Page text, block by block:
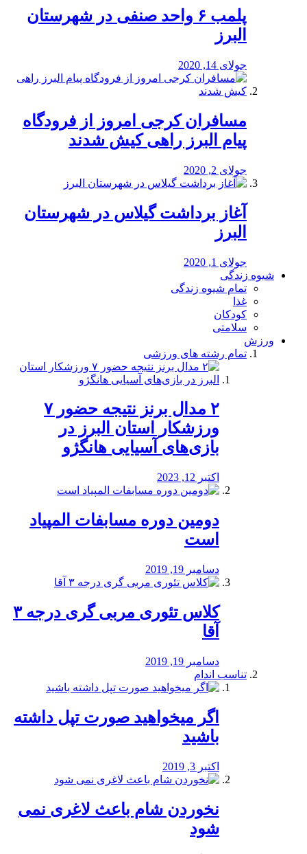
پلمب ۶ واحد صنفی در شهرستان
البرز
جولای 14, 2020
مسافران کرجی امروز از فرودگاه
پیام البرز راهی کیش شدند
جولای 2, 2020
آغاز برداشت گیلاس در شهرستان
البرز
جولای 1, 2020
شیوه زندگی
تمام شیوه زندگی
غذا
کودکان
سلامتی
ورزش
تمام رشته های ورزشی
۲ مدال برنز نتیجه حضور ۷
ورزشکار استان البرز در
بازی‌های آسیایی هانگژو
اکتبر 12, 2023
دومین دوره مسابفات المپیاد
است
دسامبر 19, 2019
کلاس تئوری مربی گری درجه ۳
آقا
دسامبر 19, 2019
تناسب اندام
اگر میخواهید صورت تپل داشته
باشید
اکتبر 3, 2019
نخوردن شام باعث لاغری نمی
‌شود